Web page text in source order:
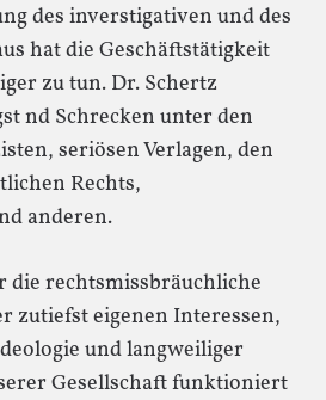
des inverstigativen und des
hat die Geschäftstätigkeit
zu tun. Dr. Schertz
nd Schrecken unter den
seriösen Verlagen, den
Rechts,
anderen.
die rechtsmissbräuchliche
zutiefst eigenen Interessen,
und langweiliger
Gesellschaft funktioniert